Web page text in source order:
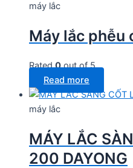
máy lắc
Máy lắc phễu
Rated0out of 5
Read more
máy lắc
MÁY LẮC
200 DAYONG